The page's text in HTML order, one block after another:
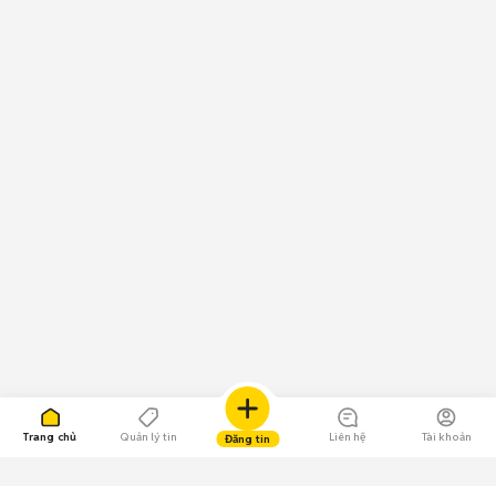
Trang chủ Quản lý tin Đăng tin Liên hệ Tài khoản